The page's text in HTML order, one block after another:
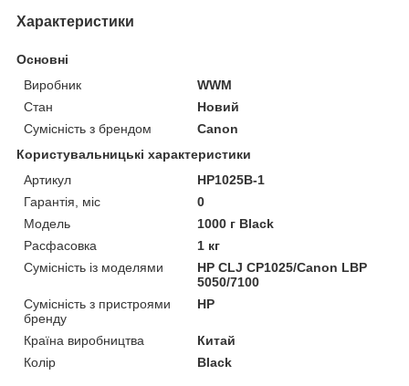
Характеристики
Основні
Виробник
WWM
Стан
Новий
Сумісність з брендом
Canon
Користувальницькі характеристики
Артикул
HP1025B-1
Гарантія, міс
0
Мoдель
1000 г Black
Расфасовка
1 кг
Сумісність із моделями
HP CLJ CP1025/Canon LBP
5050/7100
Сумісність з пристроями
бренду
HP
Країна виробництва
Китай
Колір
Black